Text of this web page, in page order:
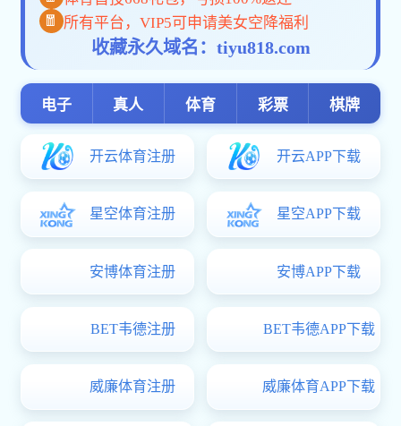
附件：0415-2026年琅琊山森林漂流抖音推广运营项目招标文